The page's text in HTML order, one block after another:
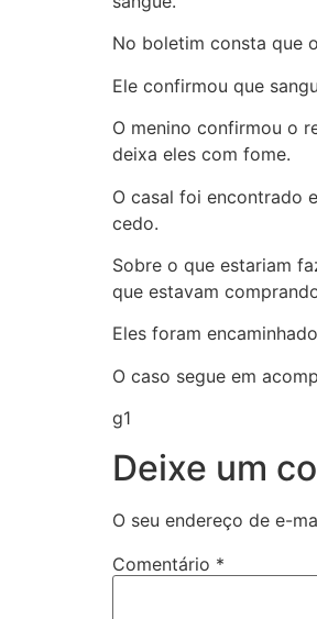
No boletim consta que
Ele confirmou que
O menino confirmou o
deixa eles com fome.
O casal foi encontrado
cedo.
Sobre o que estariam
que estavam
Eles foram
O caso segue em
g1
Deixe um
O seu endereço de e-
Comentário *